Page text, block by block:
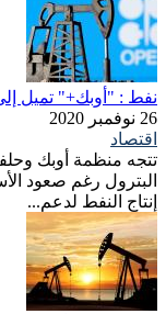
نفط : "أوبك+" تميل
26 نوفمبر 2020
اقتصاد
تتجه منظمة أوبك
البترول رغم صعود
إنتاج النفط لدعم...